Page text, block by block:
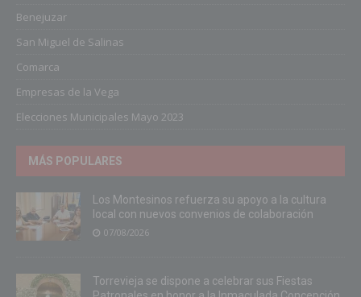
Benejuzar
San Miguel de Salinas
Comarca
Empresas de la Vega
Elecciones Municipales Mayo 2023
MÁS POPULARES
Los Montesinos refuerza su apoyo a la cultura
local con nuevos convenios de colaboración
07/08/2026
Torrevieja se dispone a celebrar sus Fiestas